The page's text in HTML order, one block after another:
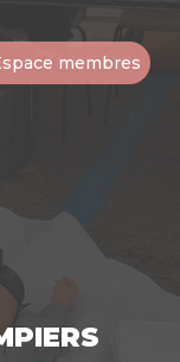
membres